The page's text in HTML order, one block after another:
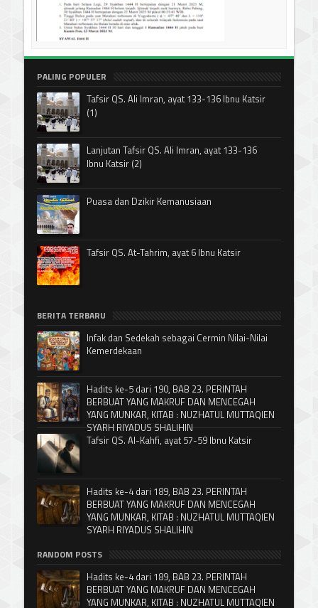
PALING POPULER
Tafsir QS. Ali Imran, ayat 133-136 Ibnu Katsir
(1)
Lanjutan Tafsir QS. Ali Imran, ayat 133-136
Ibnu Katsir (2)
Puasa dan Dzikir Kemanusiaan
Tafsir QS. At-Tahrim, ayat 6 Ibnu Katsir
BERITA TERBARU
Infak dan Sedekah sebagai Cermin Nilai-Nilai
Kemerdekaan
Hadits ke-5 dari 190, BAB 23. PERINTAH
BERBUAT YANG MAKRUF DAN MENCEGAH
YANG MUNKAR, KITAB : NUZHATUL MUTTAQIEN
SYARH RIYADUS SHALIHIN
Tafsir QS. Al-Kahfi, ayat 57-59 Ibnu Katsir
Hadits ke-4 dari 189, BAB 23. PERINTAH
BERBUAT YANG MAKRUF DAN MENCEGAH
YANG MUNKAR, KITAB : NUZHATUL MUTTAQIEN
SYARH RIYADUS SHALIHIN
RANDOM POSTS
Hadits ke-4 dari 189, BAB 23. PERINTAH
BERBUAT YANG MAKRUF DAN MENCEGAH
YANG MUNKAR, KITAB : NUZHATUL MUTTAQIEN